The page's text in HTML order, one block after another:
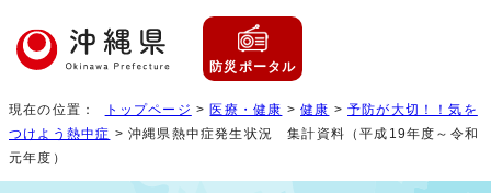
防災ポータル
現在の位置： トップページ > 医療・健康 >健康 >予防が大切！！気を
つけよう熱中症 > 沖縄県熱中症発生状況 集計資料（平成19年度～令和
元年度）